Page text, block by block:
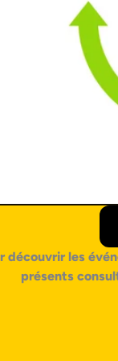
découvrir les
présents